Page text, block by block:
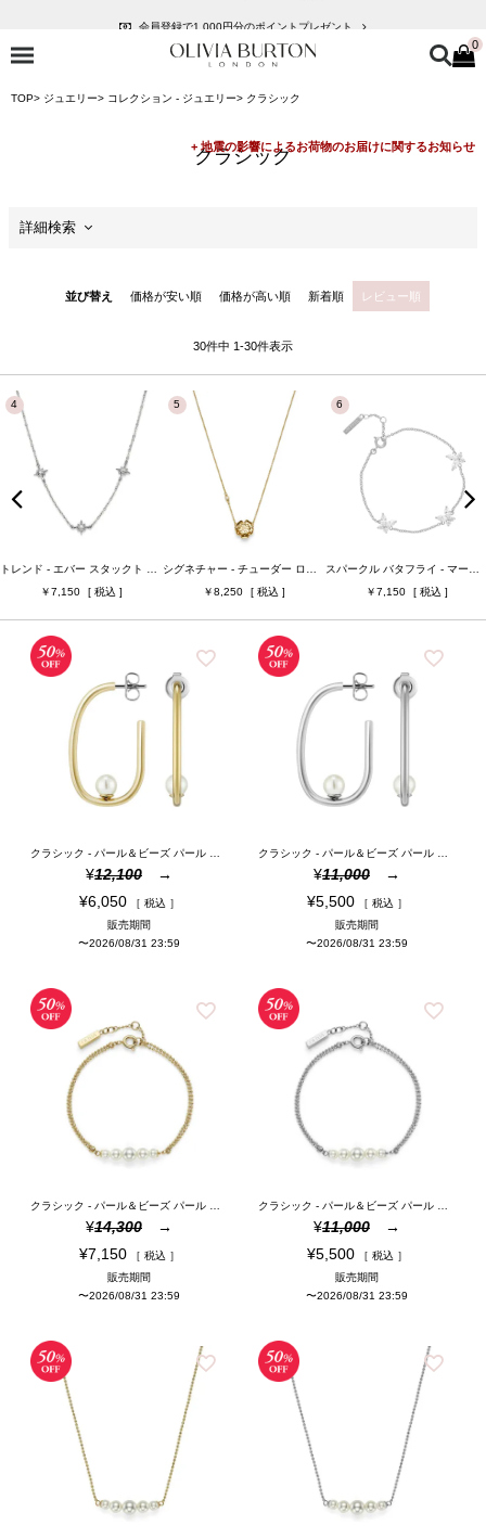
公式パッケージでお届け
会員登録で1,000円分のポイントプレゼント
0
TOP ジュエリー コレクション - ジュエリー クラシック
クラシック
詳細検索
商品カテゴリ
ケースの形状
ベルト幅
ケースカラー
ベルトカラー
ジュエリータイプ
ジュエリーカラー
並び替え 価格が安い順 価格が高い順 新着順 レビュー順
30件中 1-30件表示
7,150
8,250
7,150
¥12,100
¥6,050
税込
販売期間
〜2026/08/31 23:59
¥11,000
¥5,500
税込
販売期間
〜2026/08/31 23:59
¥14,300
¥7,150
税込
販売期間
〜2026/08/31 23:59
¥11,000
¥5,500
税込
販売期間
〜2026/08/31 23:59